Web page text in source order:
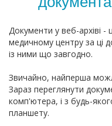
Документи у веб-архіві -
медичному центру за ці
із ними що завгодно.
Звичайно, найперша
Зараз переглянути
комп'ютера, і з будь-
планшету.